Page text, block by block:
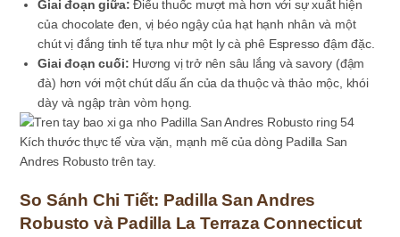
Giai đoạn giữa: Điếu thuốc mượt mà hơn với sự xuất hiện
của chocolate đen, vị béo ngậy của hạt hạnh nhân và một
chút vị đắng tinh tế tựa như một ly cà phê Espresso đậm đặc.
Giai đoạn cuối: Hương vị trở nên sâu lắng và savory (đậm
đà) hơn với một chút dấu ấn của da thuộc và thảo mộc, khói
dày và ngập tràn vòm họng.
Kích thước thực tế vừa vặn, mạnh mẽ của dòng Padilla San
Andres Robusto trên tay.
So Sánh Chi Tiết: Padilla San Andres
Robusto và Padilla La Terraza Connecticut